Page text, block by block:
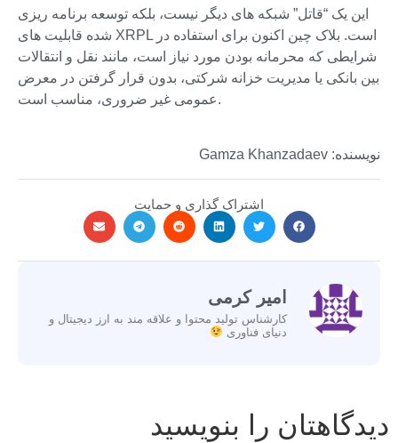
این یک “قاتل” شبکه های دیگر نیست، بلکه توسعه برنامه ریزی
شده قابلیت های XRPL است. بلاک چین اکنون برای استفاده در
شرایطی که محرمانه بودن مورد نیاز است، مانند نقل و انتقالات
بین بانکی یا مدیریت خزانه شرکتی، بدون قرار گرفتن در معرض
عمومی غیر ضروری، مناسب است.
نویسنده: Gamza Khanzadaev
اشتراک گذاری و حمایت
امیر کرمی
کارشناس تولید محتوا و علاقه مند به ارز دیجیتال و
دنیای فناوری
دیدگاهتان را بنویسید